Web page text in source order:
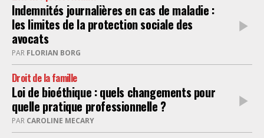
Indemnités journalières en cas de maladie :
les limites de la protection sociale des
avocats
PAR FLORIAN BORG
Droit de la famille
Loi de bioéthique : quels changements pour
quelle pratique professionnelle ?
PAR CAROLINE MECARY